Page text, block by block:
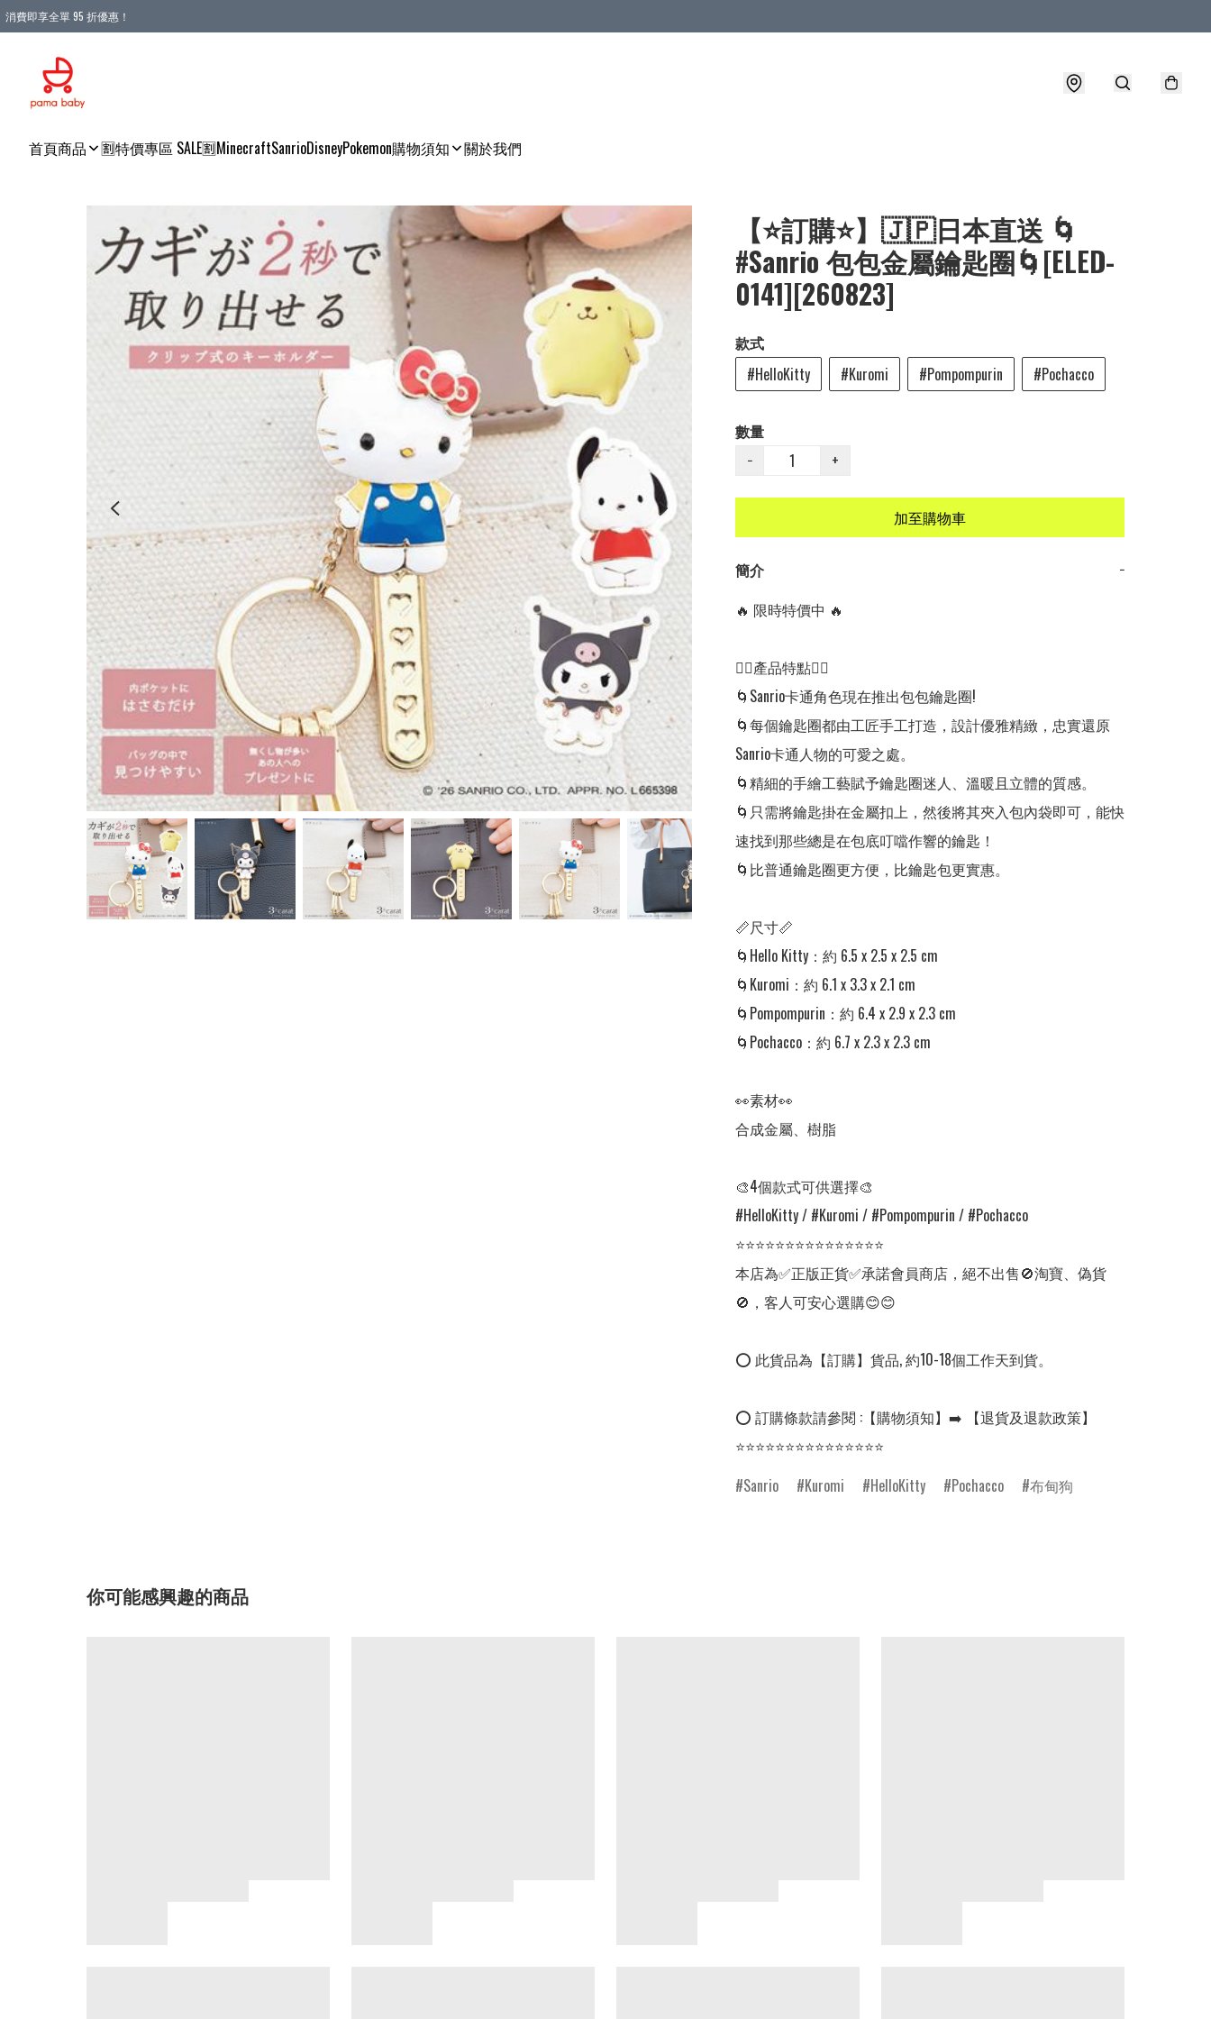
消費即享全單 95 折優惠！
首頁商品 🈹特價專區 SALE🈹MinecraftSanrioDisneyPokemon購物須知 關於我們
【⭐訂購⭐】🇯🇵日本直送 🌀
#Sanrio 包包金屬鑰匙圈🌀[ELED-
0141][260823]
款式
#HelloKitty
#Kuromi #Pompompurin #Pochacco
數量
−
+
加至購物車
簡介
−
🔥 限時特價中 🔥
👍🏻產品特點👍🏻
🌀Sanrio卡通角色現在推出包包鑰匙圈!
🌀每個鑰匙圈都由工匠手工打造，設計優雅精緻，忠實還原
Sanrio卡通人物的可愛之處。
🌀精細的手繪工藝賦予鑰匙圈迷人、溫暖且立體的質感。
🌀只需將鑰匙掛在金屬扣上，然後將其夾入包內袋即可，能快
速找到那些總是在包底叮噹作響的鑰匙！
🌀比普通鑰匙圈更方便，比鑰匙包更實惠。
📏尺寸📏
🌀Hello Kitty：約 6.5 x 2.5 x 2.5 cm
🌀Kuromi：約 6.1 x 3.3 x 2.1 cm
🌀Pompompurin：約 6.4 x 2.9 x 2.3 cm
🌀Pochacco：約 6.7 x 2.3 x 2.3 cm
👀素材👀
合成金屬、樹脂
🎨4個款式可供選擇🎨
#HelloKitty / #Kuromi / #Pompompurin / #Pochacco
⭐⭐⭐⭐⭐⭐⭐⭐⭐⭐⭐⭐⭐⭐⭐
本店為✅正版正貨✅承諾會員商店，絕不出售🚫淘寶、偽貨
🚫，客人可安心選購😊😊
⭕ 此貨品為【訂購】貨品, 約10-18個工作天到貨。
⭕ 訂購條款請參閱 :【購物須知】➡️ 【退貨及退款政策】
⭐⭐⭐⭐⭐⭐⭐⭐⭐⭐⭐⭐⭐⭐⭐
Sanrio
Kuromi HelloKitty Pochacco 布甸狗
你可能感興趣的商品